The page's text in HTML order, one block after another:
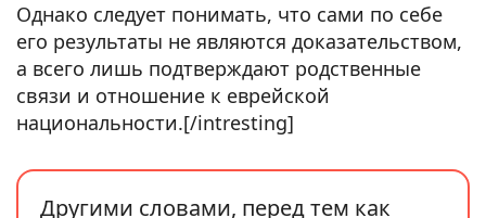
Однако следует понимать, что сами по себе
его результаты не являются доказательством,
а всего лишь подтверждают родственные
связи и отношение к еврейской
национальности.[/intresting]
Другими словами, перед тем как